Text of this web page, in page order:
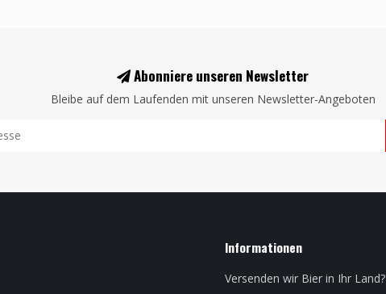
Abonniere unseren Newsletter
Bleibe auf dem Laufenden mit unseren Newsletter-Angeboten
Informationen
Versenden wir Bier in Ihr Land?